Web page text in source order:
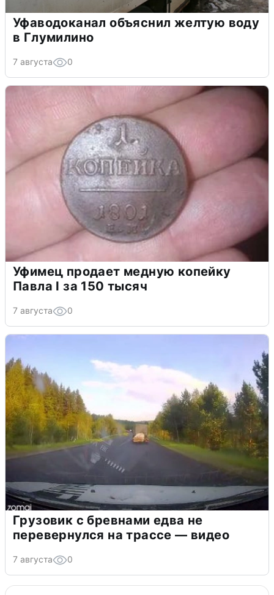
Уфаводоканал объяснил желтую воду
в Глумилино
7 августа 0
Уфимец продает медную копейку
Павла I за 150 тысяч
7 августа 0
Грузовик с бревнами едва не
перевернулся на трассе — видео
7 августа 0